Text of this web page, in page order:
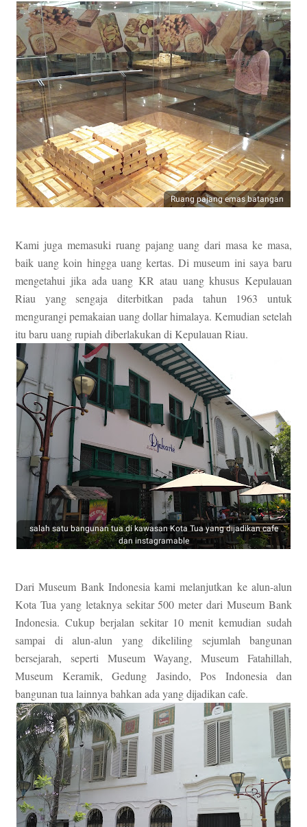
Ruang pajang emas batangan
Kami juga memasuki ruang pajang uang dari masa ke masa,
baik uang koin hingga uang kertas. Di museum ini saya baru
mengetahui jika ada uang KR atau uang khusus Kepulauan
Riau yang sengaja diterbitkan pada tahun 1963 untuk
mengurangi pemakaian uang dollar himalaya. Kemudian setelah
itu baru uang rupiah diberlakukan di Kepulauan Riau.
salah satu bangunan tua di kawasan Kota Tua yang dijadikan cafe
dan instagramable
Dari Museum Bank Indonesia kami melanjutkan ke alun-alun
Kota Tua yang letaknya sekitar 500 meter dari Museum Bank
Indonesia. Cukup berjalan sekitar 10 menit kemudian sudah
sampai di alun-alun yang dikeliling sejumlah bangunan
bersejarah, seperti Museum Wayang, Museum Fatahillah,
Museum Keramik, Gedung Jasindo, Pos Indonesia dan
bangunan tua lainnya bahkan ada yang dijadikan cafe.